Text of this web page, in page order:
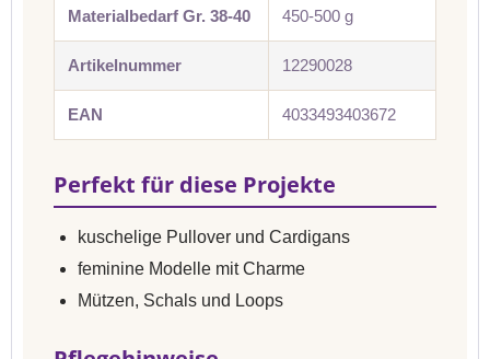
Materialbedarf Gr. 38-40 450-500 g
Artikelnummer 12290028
EAN 4033493403672
Perfekt für diese Projekte
kuschelige Pullover und Cardigans
feminine Modelle mit Charme
Mützen, Schals und Loops